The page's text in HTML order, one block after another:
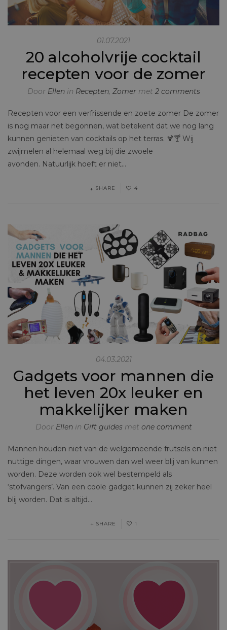
01.07.2021
20 alcoholvrije cocktail
recepten voor de zomer
Door Ellenin Recepten, Zomermet 2 comments
Recepten voor een verfrissende en zoete zomer De zomer
is nog maar net begonnen, wat betekent dat we nog lang
kunnen genieten van cocktails op het terras. 🍹🍸 Wij
zwijmelen al helemaal weg bij die zwoele
avonden. Natuurlijk hoeft er niet…
SHARE 4
04.03.2021
Gadgets voor mannen die
het leven 20x leuker en
makkelijker maken
Door Ellenin Gift guides met one comment
Mannen houden niet van de welgemeende frutsels en niet
nuttige dingen, waar vrouwen dan wel weer blij van kunnen
worden. Deze worden ook wel bestempeld als
‘stofvangers’. Van een coole gadget kunnen zij zeker heel
blij worden. Dat is altijd…
SHARE 1